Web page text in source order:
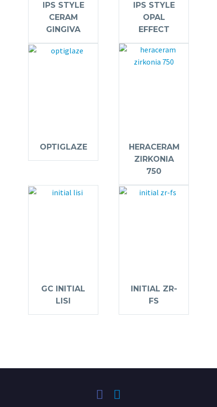
IPS STYLE
CERAM
GINGIVA
IPS STYLE
OPAL
EFFECT
OPTIGLAZE
HERACERAM
ZIRKONIA
750
GC INITIAL
LISI
INITIAL ZR-
FS